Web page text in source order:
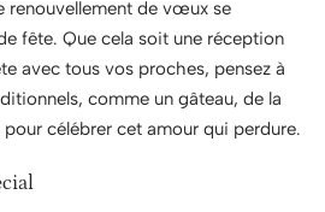
renouvellement de vœux se
fête. Que cela soit une réception
avec tous vos proches, pensez à
comme un gâteau, de la
célébrer cet amour qui perdure.